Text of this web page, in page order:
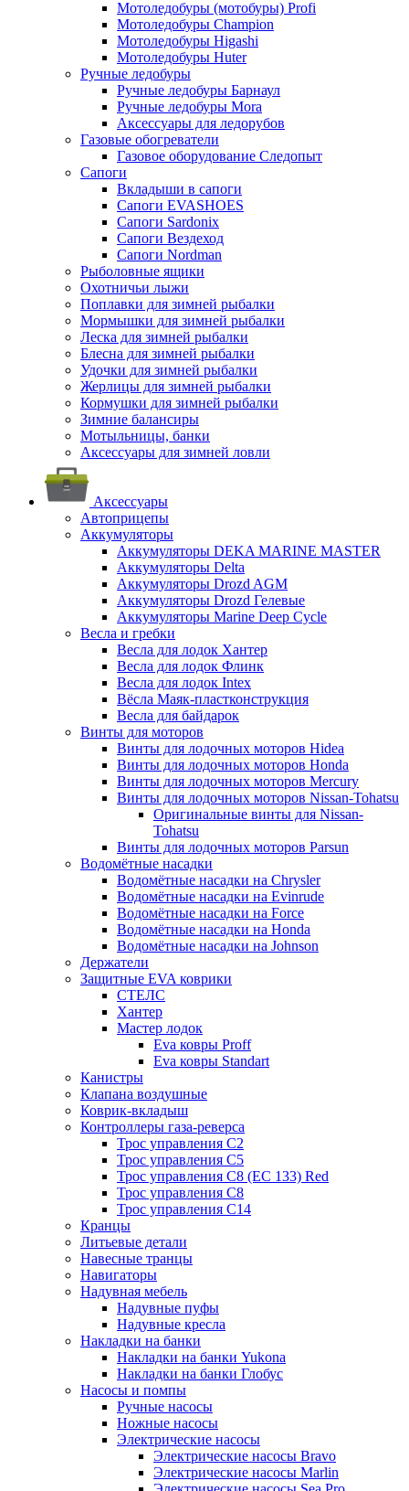
Мотоледобуры (мотобуры) Profi
Мотоледобуры Champion
Мотоледобуры Higashi
Мотоледобуры Huter
Ручные ледобуры
Ручные ледобуры Барнаул
Ручные ледобуры Mora
Аксессуары для ледорубов
Газовые обогреватели
Газовое оборудование Следопыт
Сапоги
Вкладыши в сапоги
Сапоги EVASHOES
Сапоги Sardonix
Сапоги Вездеход
Сапоги Nordman
Рыболовные ящики
Охотничьи лыжи
Поплавки для зимней рыбалки
Мормышки для зимней рыбалки
Леска для зимней рыбалки
Блесна для зимней рыбалки
Удочки для зимней рыбалки
Жерлицы для зимней рыбалки
Кормушки для зимней рыбалки
Зимние балансиры
Мотыльницы, банки
Аксессуары для зимней ловли
Аксессуары
Автоприцепы
Аккумуляторы
Аккумуляторы DEKA MARINE MASTER
Аккумуляторы Delta
Аккумуляторы Drozd AGM
Аккумуляторы Drozd Гелевые
Аккумуляторы Marine Deep Cycle
Весла и гребки
Весла для лодок Хантер
Весла для лодок Флинк
Весла для лодок Intex
Вёсла Маяк-пластконструкция
Весла для байдарок
Винты для моторов
Винты для лодочных моторов Hidea
Винты для лодочных моторов Honda
Винты для лодочных моторов Mercury
Винты для лодочных моторов Nissan-Tohatsu
Оригинальные винты для Nissan-
Tohatsu
Винты для лодочных моторов Parsun
Водомётные насадки
Водомётные насадки на Chrysler
Водомётные насадки на Evinrude
Водомётные насадки на Force
Водомётные насадки на Honda
Водомётные насадки на Johnson
Держатели
Защитные EVA коврики
СТЕЛС
Хантер
Мастер лодок
Eva ковры Proff
Eva ковры Standart
Канистры
Клапана воздушные
Коврик-вкладыш
Контроллеры газа-реверса
Трос управления C2
Трос управления C5
Трос управления C8 (ЕС 133) Red
Трос управления C8
Трос управления C14
Кранцы
Литьевые детали
Навесные транцы
Навигаторы
Надувная мебель
Надувные пуфы
Надувные кресла
Накладки на банки
Накладки на банки Yukona
Накладки на банки Глобус
Насосы и помпы
Ручные насосы
Ножные насосы
Электрические насосы
Электрические насосы Bravo
Электрические насосы Marlin